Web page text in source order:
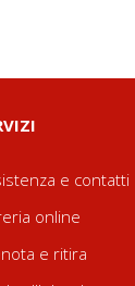
e contatti
online
e ritira